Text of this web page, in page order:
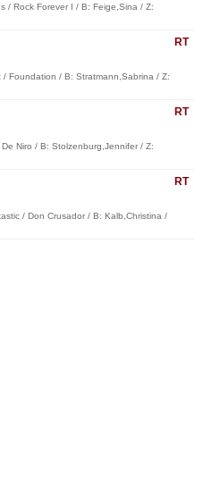
/ Rock Forever I / B: Feige,Sina / Z:
RT
Foundation / B: Stratmann,Sabrina / Z:
RT
Niro / B: Stolzenburg,Jennifer / Z:
RT
/ Don Crusador / B: Kalb,Christina /